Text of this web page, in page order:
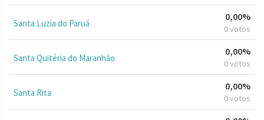
Santa Luzia do Paruá
0,00%
0 votos
Santa Quitéria do Maranhão
0,00%
0 votos
Santa Rita
0,00%
0 votos